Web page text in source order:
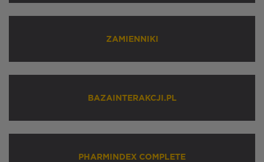
ZAMIENNIKI
BAZAINTERAKCJI.PL
PHARMINDEX COMPLETE